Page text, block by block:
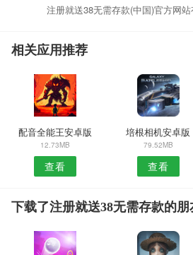
注册就送38无需存款(中国)官方网站
相关应用推荐
配音全能王安卓版
12.73MB
查看
培根相机安卓版
79.52MB
查看
下载了注册就送38无需存款的朋